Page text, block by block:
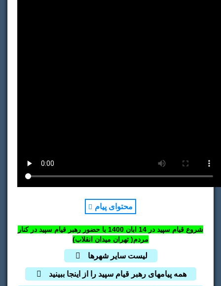
حضور رهبر قیام سپید در کنار برج میلاد.
فرمان قیام با تاریخ و مکان دقیق.
نقش دختران ، پسران ،سلبریتیها و خارج نشینان.
کوبش تاکتیکی مبارزه با سلاح سردو گرم در خیابان.
وظایف رانندگان،کارخانجات،نانوایی.
پیوستن ارتش و پلیس به مردم.
محتوای پیام
شروع قیام سپید در 14 ابان 1400 با حضور رهبر قیام سپید در کنار
مردم( تهران میدان انقلاب)
لیست سایر شهرها
همه پیامهای رهبر قیام سپید را از اینجا ببینید